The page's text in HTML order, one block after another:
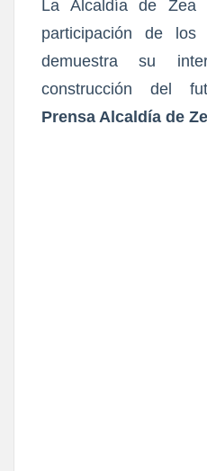
La Alcaldía de Zea
participación de
demuestra su
construcción del
Prensa Alcaldía de